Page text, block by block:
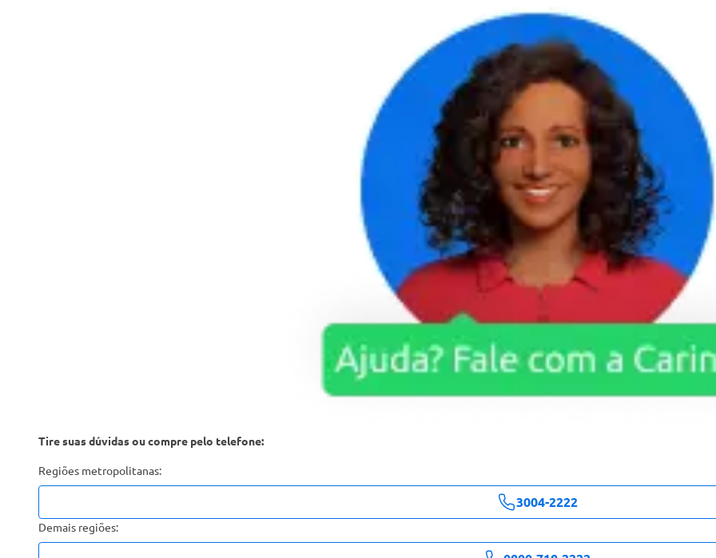
Tire suas dúvidas ou compre pelo telefone:
Regiões metropolitanas:
3004-2222
Demais regiões: